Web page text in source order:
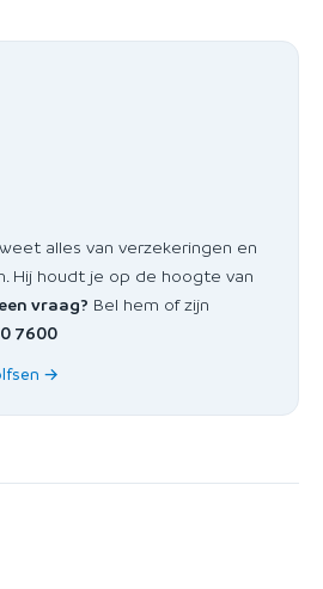
alles van verzekeringen en
Hij houdt je op de hoogte van
vraag? Bel hem of zijn
7600
→